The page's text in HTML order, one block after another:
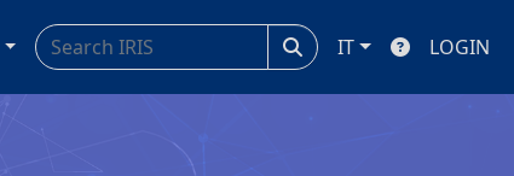
IT LOGIN